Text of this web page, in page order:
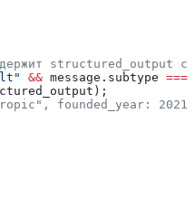
structured_output с
&& message . subtype ===
);
founded_year: